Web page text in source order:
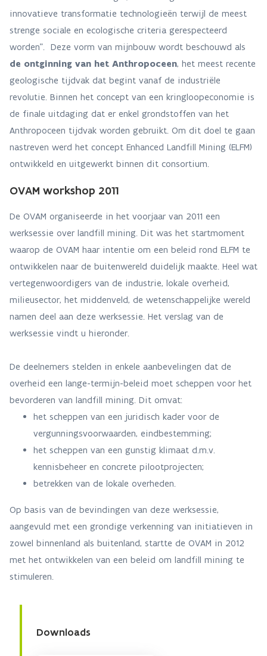
innovatieve transformatie technologieën terwijl de meest
strenge sociale en ecologische criteria gerespecteerd
worden". Deze vorm van mijnbouw wordt beschouwd als
de ontginning van het Anthropoceen, het meest recente
geologische tijdvak dat begint vanaf de industriële
revolutie. Binnen het concept van een kringloopeconomie is
de finale uitdaging dat er enkel grondstoffen van het
Anthropoceen tijdvak worden gebruikt. Om dit doel te gaan
nastreven werd het concept Enhanced Landfill Mining (ELFM)
ontwikkeld en uitgewerkt binnen dit consortium.
OVAM workshop 2011
De OVAM organiseerde in het voorjaar van 2011 een
werksessie over landfill mining. Dit was het startmoment
waarop de OVAM haar intentie om een beleid rond ELFM te
ontwikkelen naar de buitenwereld duidelijk maakte. Heel wat
vertegenwoordigers van de industrie, lokale overheid,
milieusector, het middenveld, de wetenschappelijke wereld
namen deel aan deze werksessie. Het verslag van de
werksessie vindt u hieronder.
De deelnemers stelden in enkele aanbevelingen dat de
overheid een lange-termijn-beleid moet scheppen voor het
bevorderen van landfill mining. Dit omvat:
het scheppen van een juridisch kader voor de
vergunningsvoorwaarden, eindbestemming;
het scheppen van een gunstig klimaat d.m.v.
kennisbeheer en concrete pilootprojecten;
betrekken van de lokale overheden.
Op basis van de bevindingen van deze werksessie,
aangevuld met een grondige verkenning van initiatieven in
zowel binnenland als buitenland, startte de OVAM in 2012
met het ontwikkelen van een beleid om landfill mining te
stimuleren.
Downloads